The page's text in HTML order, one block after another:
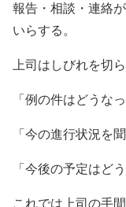
報告・相談・連絡
いらする。
上司はしびれを切
「例の件はどうな
「今の進行状況を
「今後の予定はど
これでは上司の手